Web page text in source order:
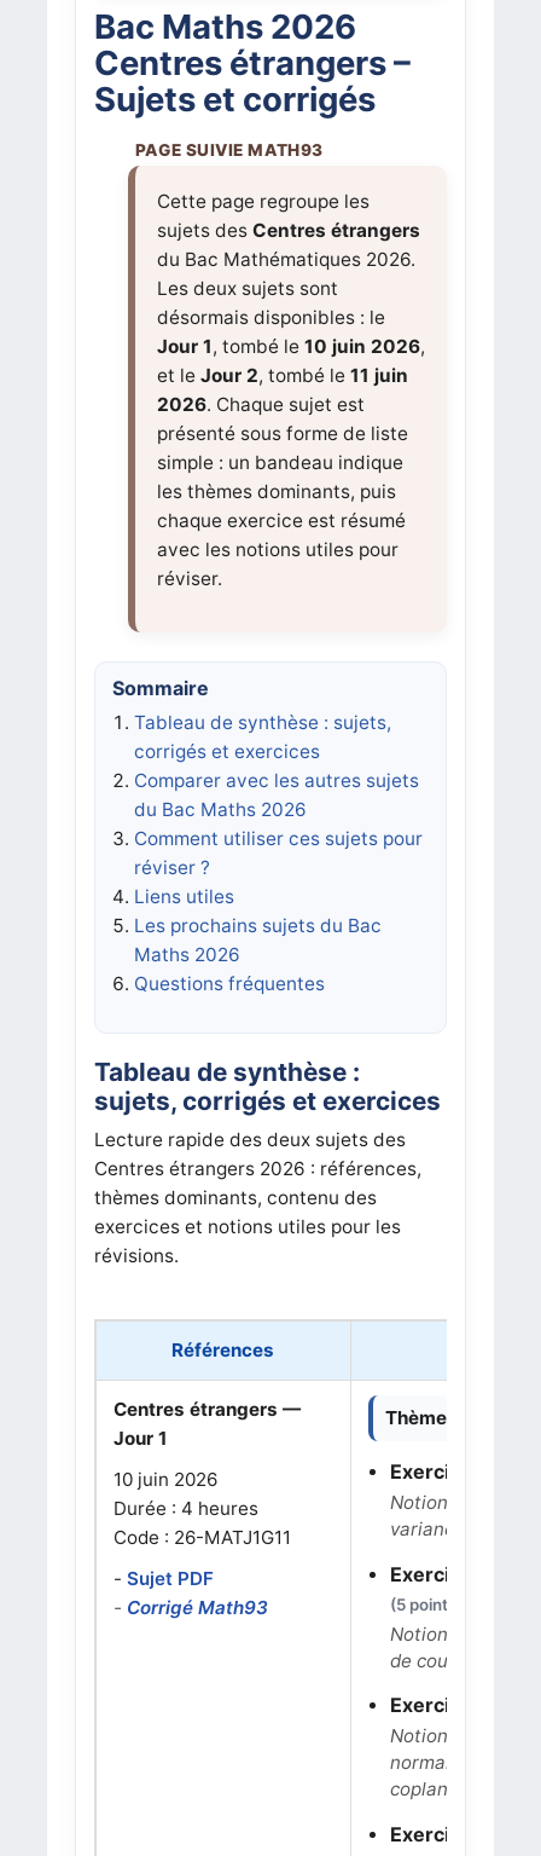
Bac Maths 2026
Centres étrangers –
Sujets et corrigés
Cette page regroupe les
sujets des Centres étrangers
du Bac Mathématiques 2026.
Les deux sujets sont
désormais disponibles : le
Jour 1, tombé le 10 juin 2026,
et le Jour 2, tombé le 11 juin
2026. Chaque sujet est
présenté sous forme de liste
simple : un bandeau indique
les thèmes dominants, puis
chaque exercice est résumé
avec les notions utiles pour
réviser.
Sommaire
Tableau de synthèse : sujets,
corrigés et exercices
Comparer avec les autres sujets
du Bac Maths 2026
Comment utiliser ces sujets pour
réviser ?
Liens utiles
Les prochains sujets du Bac
Maths 2026
Questions fréquentes
Tableau de synthèse :
sujets, corrigés et exercices
Lecture rapide des deux sujets des
Centres étrangers 2026 : références,
thèmes dominants, contenu des
exercices et notions utiles pour les
révisions.
Références
Centres étrangers —
Jour 1
10 juin 2026
Durée : 4 heures
Code : 26-MATJ1G11
- Sujet PDF
- Corrigé Math93
Thèmes
Exercice 1 :
Notions : arbre
variance,
Exercice 2 :
(5 points)
Notions :
de courbes,
Exercice 3 :
Notions :
normal,
coplanaires.
Exercice 4 :